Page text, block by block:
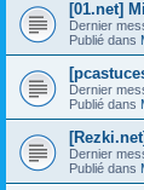
[01.net]
Dernier
Publié dans
Dernier
Publié dans
Dernier
Publié dans